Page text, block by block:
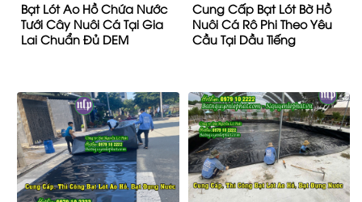
Bạt Lót Ao Hồ Chứa Nước
Tưới Cây Nuôi Cá Tại Gia
Lai Chuẩn Đủ DEM
Cung Cấp Bạt Lót Bờ Hồ
Nuôi Cá Rô Phi Theo Yêu
Cầu Tại Dầu Tiếng